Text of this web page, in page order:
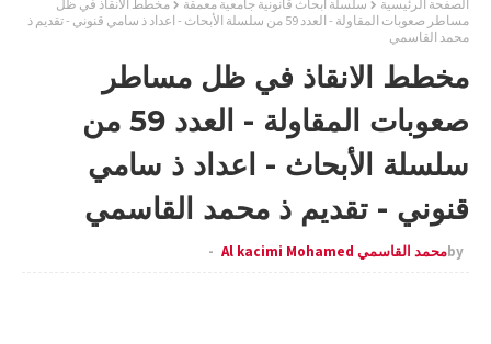
الصفحة الرئيسية سلسلة أبحاث قانونية جامعية معمقة
مخطط الانقاذ في ظل
مساطر صعوبات المقاولة - العدد 59 من سلسلة الأبحاث - اعداد ذ سامي قنوني - تقديم ذ
محمد القاسمي
مخطط الانقاذ في ظل مساطر
صعوبات المقاولة - العدد 59 من
سلسلة الأبحاث - اعداد ذ سامي
قنوني - تقديم ذ محمد القاسمي
byمحمد القاسمي Al kacimi Mohamed